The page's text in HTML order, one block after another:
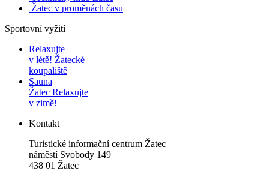
Žatec v proměnách času
Sportovní vyžití
Relaxujte
v létě! Žatecké
koupaliště
Sauna
Žatec Relaxujte
v zimě!
Kontakt
Turistické informační centrum Žatec
náměstí Svobody 149
438 01 Žatec